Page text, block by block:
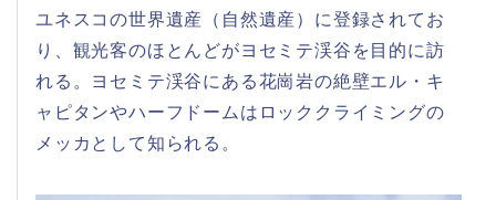
ユネスコの世界遺産（自然遺産）に登録されてお
り、観光客のほとんどがヨセミテ渓谷を目的に訪
れる。ヨセミテ渓谷にある花崗岩の絶壁エル・キ
ャピタンやハーフドームはロッククライミングの
メッカとして知られる。